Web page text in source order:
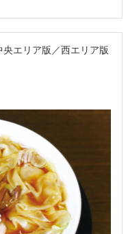
エリア版／西エリア版